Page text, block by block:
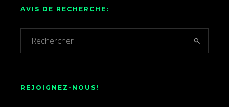
AVIS DE RECHERCHE:
REJOIGNEZ-NOUS!